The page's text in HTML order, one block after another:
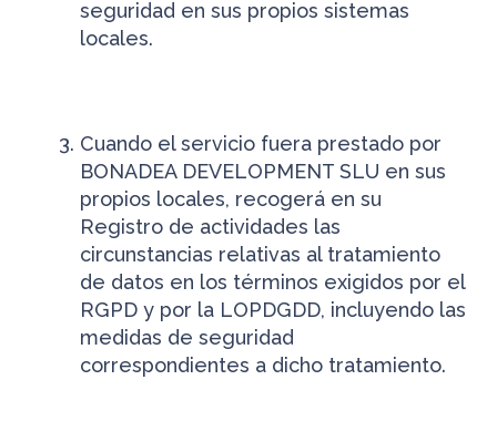
seguridad en sus propios sistemas
locales.
Cuando el servicio fuera prestado por
BONADEA DEVELOPMENT SLU en sus
propios locales, recogerá en su
Registro de actividades las
circunstancias relativas al tratamiento
de datos en los términos exigidos por el
RGPD y por la LOPDGDD, incluyendo las
medidas de seguridad
correspondientes a dicho tratamiento.